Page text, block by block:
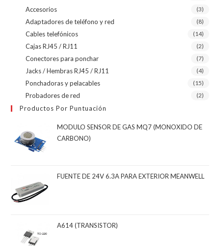
Accesorios (3)
Adaptadores de teléfono y red (8)
Cables telefónicos (14)
Cajas RJ45 / RJ11 (2)
Conectores para ponchar (7)
Jacks / Hembras RJ45 / RJ11 (4)
Ponchadoras y pelacables (15)
Probadores de red (2)
Productos Por Puntuación
MODULO SENSOR DE GAS MQ7 (MONOXIDO DE
CARBONO)
FUENTE DE 24V 6.3A PARA EXTERIOR MEANWELL
A614 (TRANSISTOR)